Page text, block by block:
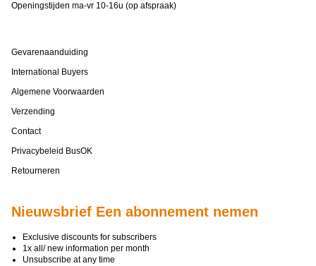
Openingstijden ma-vr 10-16u (op afspraak)
Gevarenaanduiding
International Buyers
Algemene Voorwaarden
Verzending
Contact
Privacybeleid BusOK
Retourneren
Nieuwsbrief Een abonnement nemen
Exclusive discounts for subscribers
1x all/ new information per month
Unsubscribe at any time